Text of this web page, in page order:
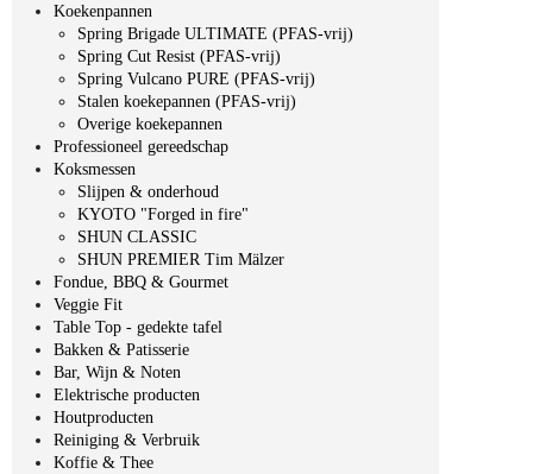
Koekenpannen
Spring Brigade ULTIMATE (PFAS-vrij)
Spring Cut Resist (PFAS-vrij)
Spring Vulcano PURE (PFAS-vrij)
Stalen koekepannen (PFAS-vrij)
Overige koekepannen
Professioneel gereedschap
Koksmessen
Slijpen & onderhoud
KYOTO "Forged in fire"
SHUN CLASSIC
SHUN PREMIER Tim Mälzer
Fondue, BBQ & Gourmet
Veggie Fit
Table Top - gedekte tafel
Bakken & Patisserie
Bar, Wijn & Noten
Elektrische producten
Houtproducten
Reiniging & Verbruik
Koffie & Thee